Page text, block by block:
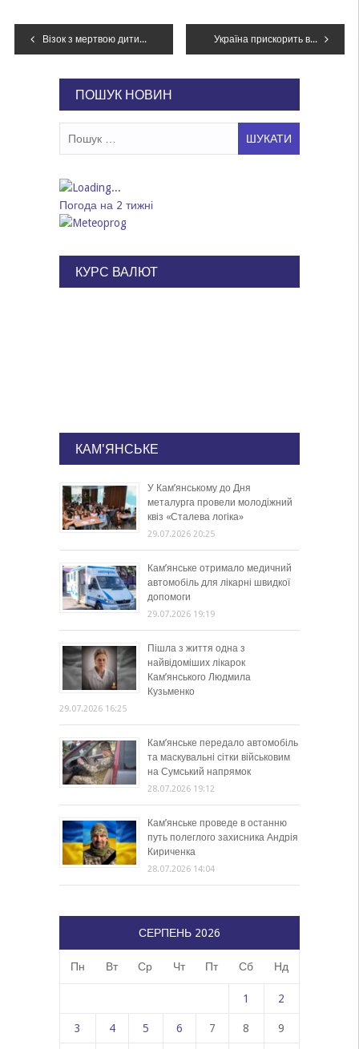
Навігація
Візок з мертвою дитиною: у Дніпрі матір заморила голодом немовля Україна прискорить виготовлення балістики, – Зеленський
ПОШУК НОВИН
Погода на 2 тижні
КУРС ВАЛЮТ
КАМ'ЯНСЬКЕ
У Кам’янському до Дня
металурга провели молодіжний
квіз «Сталева логіка»
29.07.2026 20:25
Кам’янське отримало медичний
автомобіль для лікарні швидкої
допомоги
29.07.2026 19:19
Пішла з життя одна з
найвідоміших лікарок
Кам’янського Людмила
Кузьменко
29.07.2026 16:25
Кам’янське передало автомобіль
та маскувальні сітки військовим
на Сумський напрямок
28.07.2026 19:12
Кам’янське проведе в останню
путь полеглого захисника Андрія
Кириченка
28.07.2026 14:04
СЕРПЕНЬ 2026
Пн Вт Ср Чт Пт Сб Нд
1 2
3 4 5 6 7 8 9